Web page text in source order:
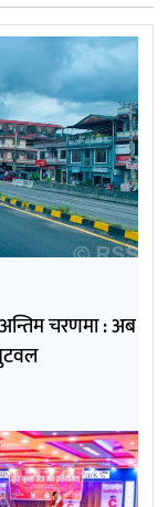
चरणमा : अब